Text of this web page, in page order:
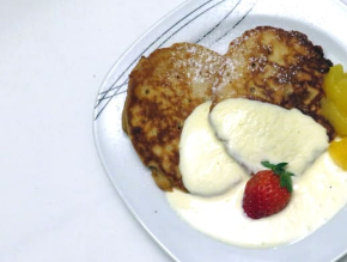
Témata
Recepty
Články
TV Program